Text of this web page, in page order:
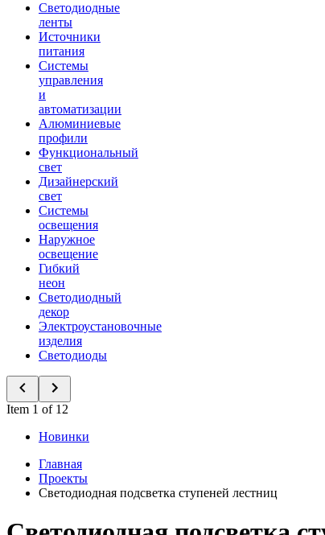
Светодиодные
ленты
Источники
питания
Системы
управления
и
автоматизации
Алюминиевые
профили
Функциональный
свет
Дизайнерский
свет
Системы
освещения
Наружное
освещение
Гибкий
неон
Светодиодный
декор
Электроустановочные
изделия
Светодиоды
Item 1 of 12
Новинки
Главная
Проекты
Светодиодная подсветка ступеней лестниц